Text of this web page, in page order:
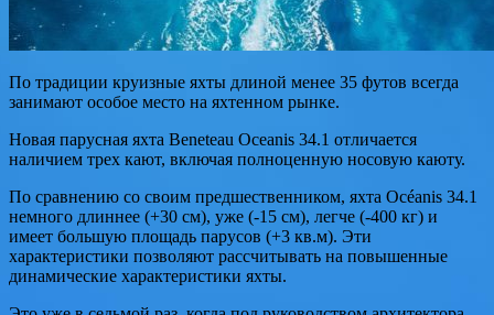
По традиции круизные яхты длиной менее 35 футов всегда
занимают особое место на яхтенном рынке.
Новая парусная яхта Beneteau Oceanis 34.1 отличается
наличием трех кают, включая полноценную носовую каюту.
По сравнению со своим предшественником, яхта Océanis 34.1
немного длиннее (+30 см), уже (-15 см), легче (-400 кг) и
имеет большую площадь парусов (+3 кв.м). Эти
характеристики позволяют рассчитывать на повышенные
динамические характеристики яхты.